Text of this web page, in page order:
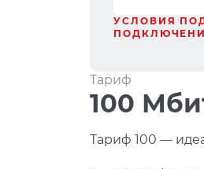
УСЛОВИЯ
Тариф
100
Тариф 100 —